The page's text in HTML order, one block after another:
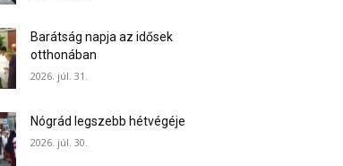
Barátság napja az idősek
otthonában
2026. júl. 31.
Nógrád legszebb hétvégéje
2026. júl. 30.